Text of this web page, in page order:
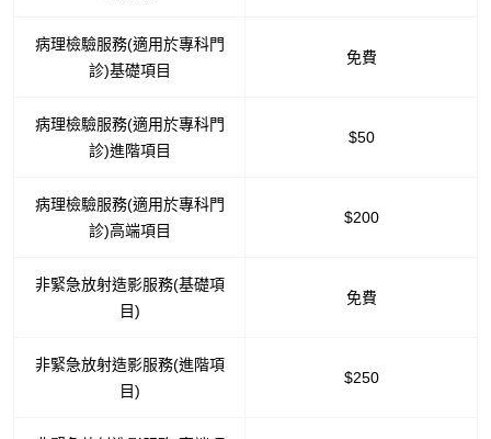
病理檢驗服務(適用於專科門
診)基礎項目
免費
病理檢驗服務(適用於專科門
診)進階項目
$50
病理檢驗服務(適用於專科門
診)高端項目
$200
非緊急放射造影服務(基礎項
目)
免費
非緊急放射造影服務(進階項
目)
$250